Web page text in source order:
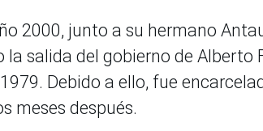
2000, junto a su hermano
la salida del gobierno de Alberto
Debido a ello, fue
meses después.